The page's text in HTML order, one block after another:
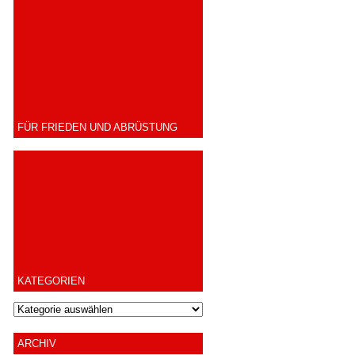
FÜR FRIEDEN UND ABRÜSTUNG
KATEGORIEN
ARCHIV